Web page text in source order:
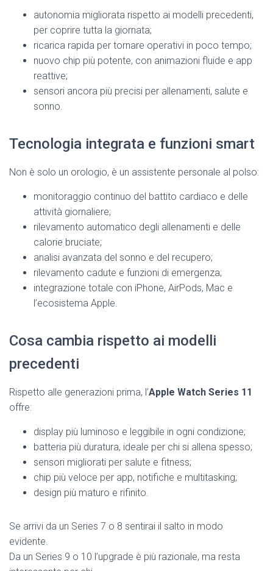
autonomia migliorata rispetto ai modelli precedenti,
per coprire tutta la giornata;
ricarica rapida per tornare operativi in poco tempo;
nuovo chip più potente, con animazioni fluide e app
reattive;
sensori ancora più precisi per allenamenti, salute e
sonno.
Tecnologia integrata e funzioni smart
Non è solo un orologio, è un assistente personale al polso:
monitoraggio continuo del battito cardiaco e delle
attività giornaliere;
rilevamento automatico degli allenamenti e delle
calorie bruciate;
analisi avanzata del sonno e del recupero;
rilevamento cadute e funzioni di emergenza;
integrazione totale con iPhone, AirPods, Mac e
l’ecosistema Apple.
Cosa cambia rispetto ai modelli
precedenti
Rispetto alle generazioni prima, l’Apple Watch Series 11
offre:
display più luminoso e leggibile in ogni condizione;
batteria più duratura, ideale per chi si allena spesso;
sensori migliorati per salute e fitness;
chip più veloce per app, notifiche e multitasking;
design più maturo e rifinito.
Se arrivi da un Series 7 o 8 sentirai il salto in modo
evidente.
Da un Series 9 o 10 l’upgrade è più razionale, ma resta